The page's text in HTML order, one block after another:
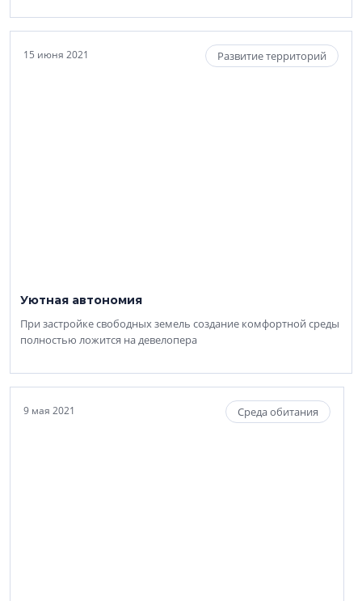
15 июня 2021 Развитие территорий
Уютная автономия
При застройке свободных земель создание комфортной среды
полностью ложится на девелопера
9 мая 2021 Среда обитания